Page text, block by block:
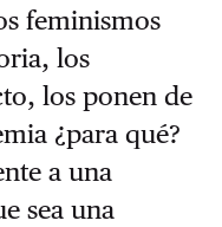
feminismos
los
los ponen de
¿para qué?
a una
sea una